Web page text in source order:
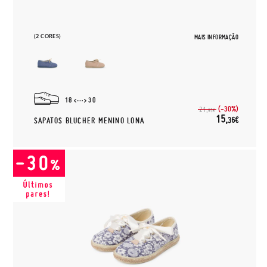
(2 CORES) MAIS INFORMAÇÃO
18 30
SAPATOS BLUCHER MENINO LONA
21,95€ (-30%)
15,36€